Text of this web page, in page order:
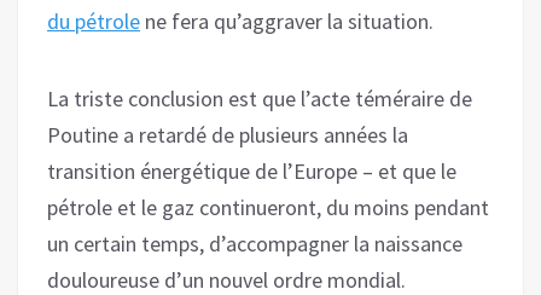
du pétrole ne fera qu’aggraver la situation.
La triste conclusion est que l’acte téméraire de
Poutine a retardé de plusieurs années la
transition énergétique de l’Europe – et que le
pétrole et le gaz continueront, du moins pendant
un certain temps, d’accompagner la naissance
douloureuse d’un nouvel ordre mondial.